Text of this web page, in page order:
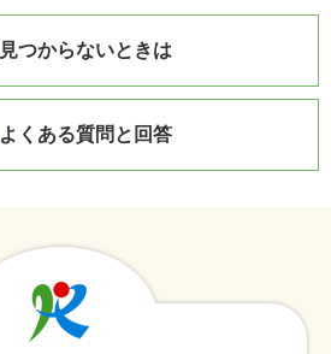
見つからないときは
よくある質問と回答